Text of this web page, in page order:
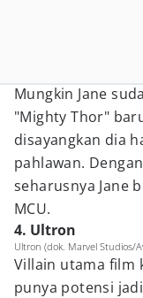
Mungkin Jane
"Mighty Thor"
disayangkan dia
pahlawan.
seharusnya Jane
MCU.
4. Ultron
Ultron (dok. Marvel Studios/
Villain utama film
punya potensi